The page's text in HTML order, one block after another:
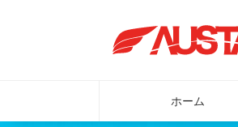
ホーム